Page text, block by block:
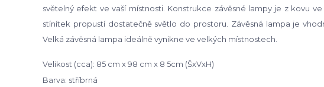
světelný efekt ve vaší místnosti. Konstrukce závěsné lampy je z kovu
stínítek propustí dostatečně světlo do prostoru. Závěsná lampa je
Velká závěsná lampa ideálně vynikne ve velkých místnostech.
Velikost (cca): 85 cm x 98 cm x 8 5cm (ŠxVxH)
Barva: stříbrná